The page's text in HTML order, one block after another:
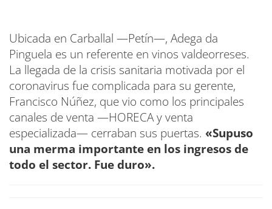
Ubicada en Carballal —Petín—, Adega da
Pinguela es un referente en vinos valdeorreses.
La llegada de la crisis sanitaria motivada por el
coronavirus fue complicada para su gerente,
Francisco Núñez, que vio como los principales
canales de venta —HORECA y venta
especializada— cerraban sus puertas. «Supuso
una merma importante en los ingresos de
todo el sector. Fue duro».